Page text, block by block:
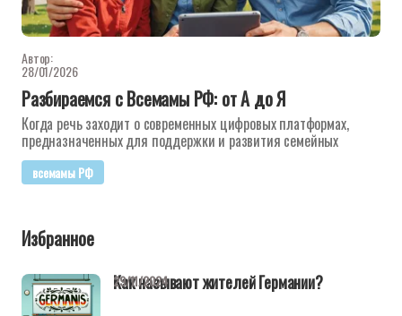
Автор:
28/01/2026
Разбираемся с Всемамы РФ: от А до Я
Когда речь заходит о современных цифровых платформах,
предназначенных для поддержки и развития семейных
всемамы РФ
Избранное
Как называют жителей Германии?
29/11/2024